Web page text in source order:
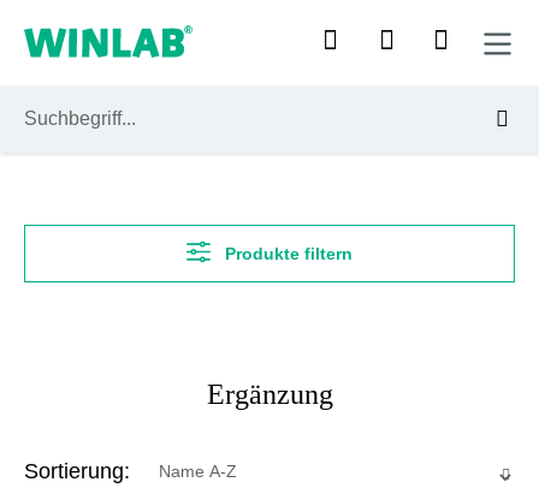
Produkte filtern
Ergänzung
Sortierung: